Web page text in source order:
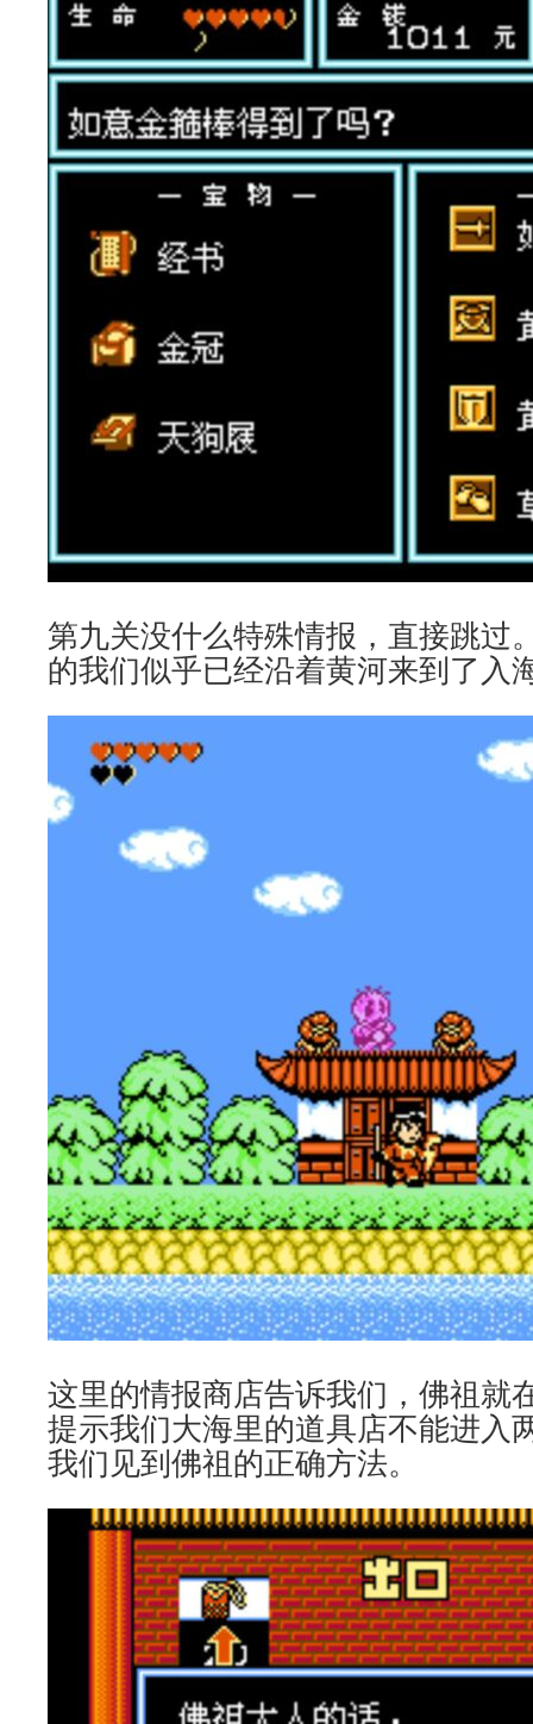
第九关没什么特殊情报，直接跳过
的我们似乎已经沿着黄河来到了入
这里的情报商店告诉我们，佛祖就
提示我们大海里的道具店不能进入
我们见到佛祖的正确方法。